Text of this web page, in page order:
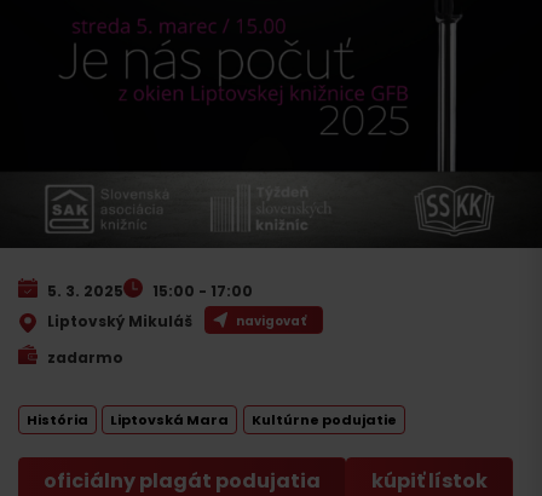
5. 3. 2025
15:00 - 17:00
Liptovský Mikuláš
navigovať
zadarmo
História Liptovská Mara Kultúrne podujatie
oficiálny plagát podujatia kúpiť lístok